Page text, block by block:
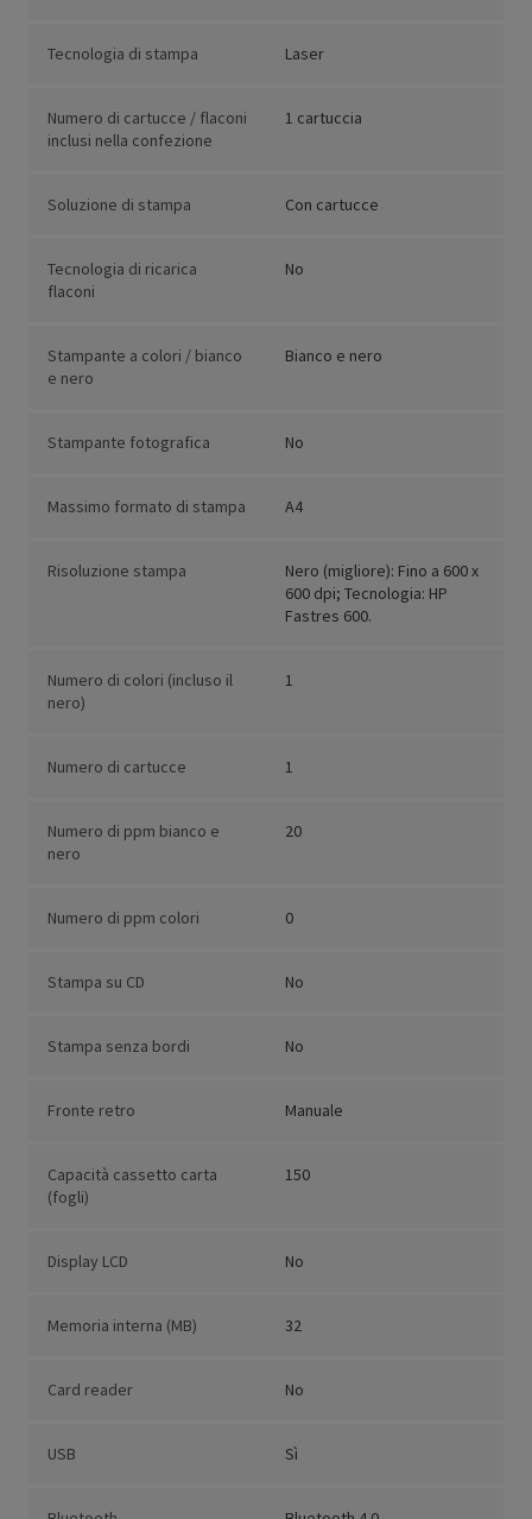
Tecnologia di stampa Laser
Numero di cartucce / flaconi
inclusi nella confezione
1 cartuccia
Soluzione di stampa Con cartucce
Tecnologia di ricarica
flaconi
No
Stampante a colori / bianco
e nero
Bianco e nero
Stampante fotografica No
Massimo formato di stampa A4
Risoluzione stampa
Nero (migliore): Fino a 600 x
600 dpi; Tecnologia: HP
Fastres 600.
Numero di colori (incluso il
nero)
1
Numero di cartucce 1
Numero di ppm bianco e
nero
20
Numero di ppm colori 0
Stampa su CD No
Stampa senza bordi No
Fronte retro Manuale
Capacità cassetto carta
(fogli)
150
Display LCD No
Memoria interna (MB) 32
Card reader No
USB Sì